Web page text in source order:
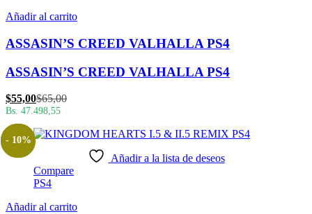
Añadir al carrito
ASSASIN’S CREED VALHALLA PS4
ASSASIN’S CREED VALHALLA PS4
$55,00El
precio
es:
$65,00El
era:
$65,00.
Bs. 47.498,55
Añadir a la lista de deseos
Compare
PS4
Añadir al carrito
- 10%